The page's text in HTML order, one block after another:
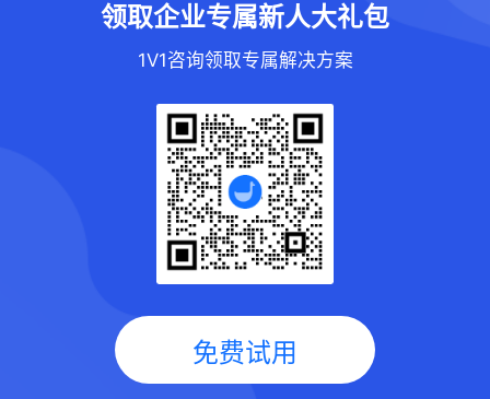
领取企业专属新人大礼包
1V1咨询领取专属解决方案
免费试用